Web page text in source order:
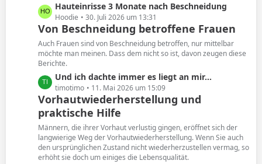
L
e
t
z
t
e
B
e
i
t
r
ä
g
e
Hauteinrisse 3 Monate nach Beschneidung
Hoodie 30. Juli 2026 um 13:31
Von Beschneidung betroffene Frauen
Auch Frauen sind von Beschneidung betroffen, nur mittelbar
möchte man meinen. Dass dem nicht so ist, davon zeugen diese
Berichte.
L
e
t
z
t
e
B
e
Und ich dachte immer es liegt an mir...
timotimo 11. Mai 2026 um 15:09
Vorhautwiederherstellung und
praktische Hilfe
Männern, die ihrer Vorhaut verlustig gingen, eröffnet sich der
langwierige Weg der Vorhautwiederherstellung. Wenn Sie auch
den ursprünglichen Zustand nicht wiederherzustellen vermag, so
erhöht sie doch um einiges die Lebensqualität.